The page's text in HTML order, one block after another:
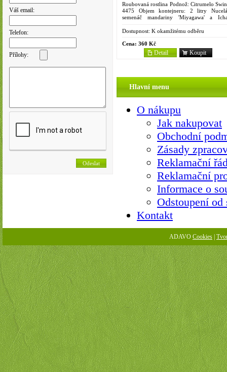
Váš email:
Telefon:
Přílohy:
Roubovaná rostlina Podnož: Citrumelo
4475 Objem kontejneru: 2 litry
semenáč mandariny 'Miyagawa' a
má velmi zakrslý růst a...
Dostupnost: K okamžitému odběru
Cena: 360 Kč
Koupit
Detail
Hlavní menu
O nákupu
Jak nakupovat
Obchodní
Zásady
Reklamační
Reklamační
Informace o
Odstoupení
Kontakt
ADAVO Cookies |